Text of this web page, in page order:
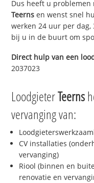
Dus heeft u
Teerns en wenst snel
werken 24 uur per
bij u in de buurt om
Direct hulp van een
2037023
LoodgieterTeerns
vervanging van:
CV installaties
vervanging)
Riool (binnen en
renovatie en